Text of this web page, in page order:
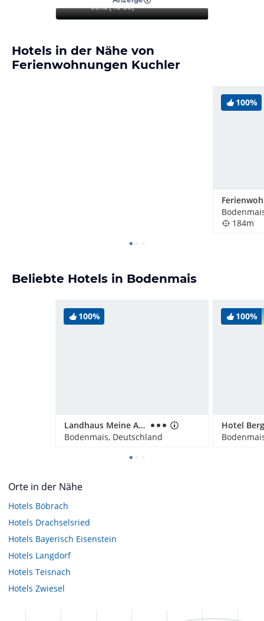
Jens (46-50)
Hotels in der Nähe von
Ferienwohnungen Kuchler
100%
184m
Beliebte Hotels in Bodenmais
100%
Landhaus Meine Auszeit
Bodenmais, Deutschland
100%
Orte in der Nähe
Hotels Böbrach
Hotels Drachselsried
Hotels Bayerisch Eisenstein
Hotels Langdorf
Hotels Teisnach
Hotels Zwiesel